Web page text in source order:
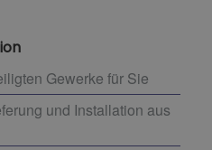
Gewerke für Sie
und Installation aus